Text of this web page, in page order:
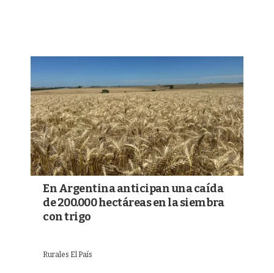
En Argentina anticipan una caída
de 200.000 hectáreas en la siembra
con trigo
Rurales El País